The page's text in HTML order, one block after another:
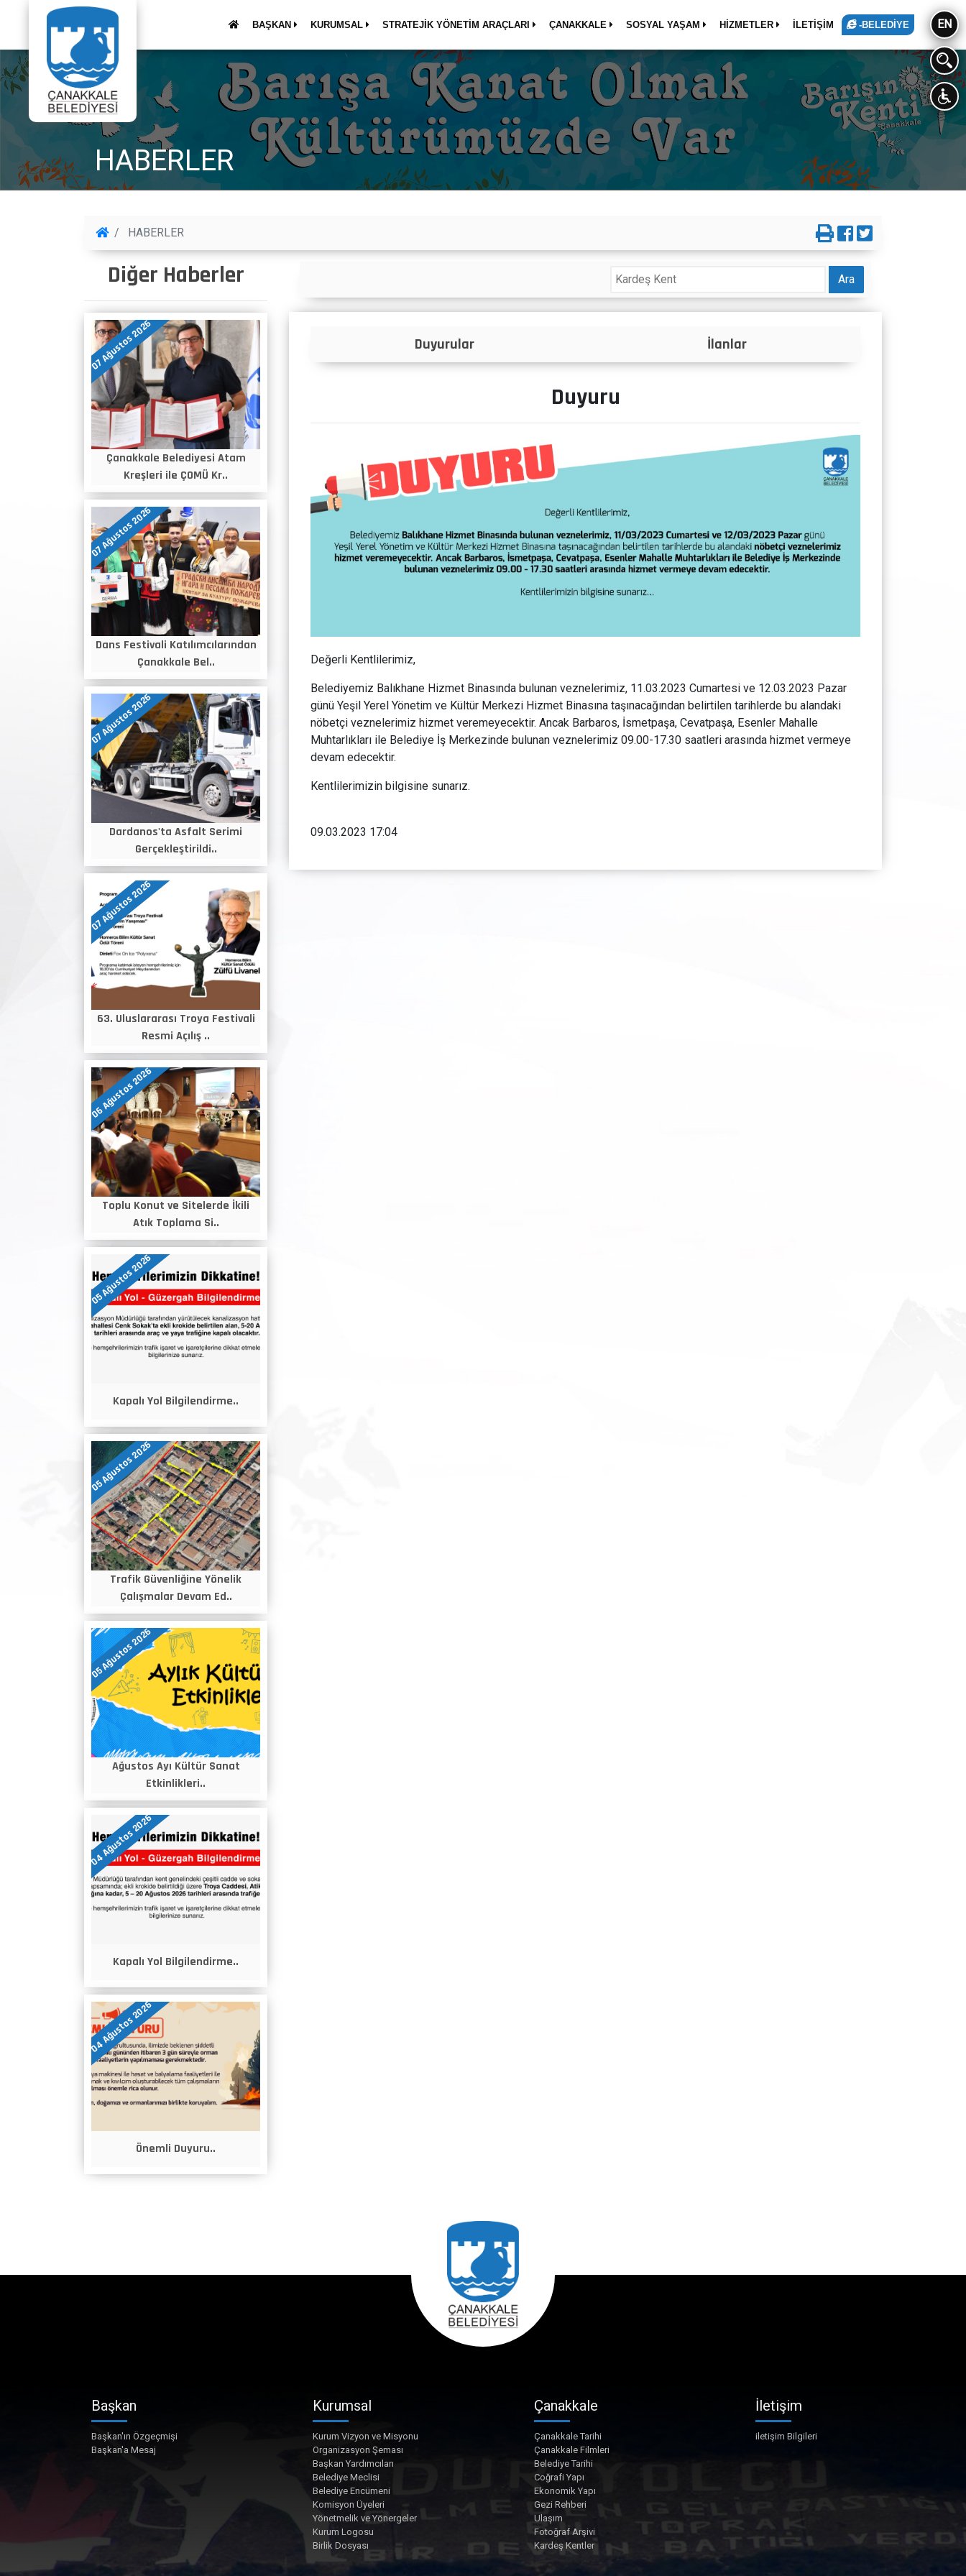
BAŞKAN KURUMSAL STRATEJİK YÖNETİM ARAÇLARI ÇANAKKALE SOSYAL YAŞAM HİZMETLER İLETİŞİM -BELEDİYE EN
HABERLER
HABERLER
Diğer Haberler
07 Ağustos 2026
Çanakkale Belediyesi Atam
Kreşleri ile ÇOMÜ Kr..
07 Ağustos 2026
Dans Festivali Katılımcılarından
Çanakkale Bel..
07 Ağustos 2026
Dardanos'ta Asfalt Serimi
Gerçekleştirildi..
07 Ağustos 2026
63. Uluslararası Troya Festivali
Resmi Açılış ..
06 Ağustos 2026
Toplu Konut ve Sitelerde İkili
Atık Toplama Si..
05 Ağustos 2026
Kapalı Yol Bilgilendirme..
05 Ağustos 2026
Trafik Güvenliğine Yönelik
Çalışmalar Devam Ed..
05 Ağustos 2026
Ağustos Ayı Kültür Sanat
Etkinlikleri..
04 Ağustos 2026
Kapalı Yol Bilgilendirme..
04 Ağustos 2026
Önemli Duyuru..
Ara
Duyurular İlanlar Projeler
Duyuru
Değerli Kentlilerimiz,
Belediyemiz Balıkhane Hizmet Binasında bulunan veznelerimiz, 11.03.2023 Cumartesi ve 12.03.2023 Pazar
günü Yeşil Yerel Yönetim ve Kültür Merkezi Hizmet Binasına taşınacağından belirtilen tarihlerde bu alandaki
nöbetçi veznelerimiz hizmet veremeyecektir. Ancak Barbaros, İsmetpaşa, Cevatpaşa, Esenler Mahalle
Muhtarlıkları ile Belediye İş Merkezinde bulunan veznelerimiz 09.00-17.30 saatleri arasında hizmet vermeye
devam edecektir.
Kentlilerimizin bilgisine sunarız.
09.03.2023 17:04
Başkan
Başkan'ın Özgeçmişi
Başkan'a Mesaj
Kurumsal
Kurum Vizyon ve Misyonu
Organizasyon Şeması
Başkan Yardımcıları
Belediye Meclisi
Belediye Encümeni
Komisyon Üyeleri
Yönetmelik ve Yönergeler
Kurum Logosu
Birlik Dosyası
Çanakkale
Çanakkale Tarihi
Çanakkale Filmleri
Belediye Tarihi
Coğrafi Yapı
Ekonomik Yapı
Gezi Rehberi
Ulaşım
Fotoğraf Arşivi
Kardeş Kentler
İletişim
iletişim Bilgileri